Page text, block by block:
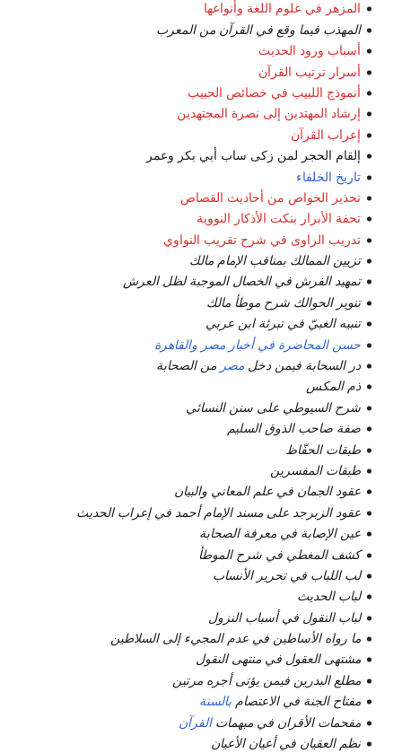
المزهر في علوم اللغة وأنواعها
المهذب فيما وقع في القرآن من المعرب
أسباب ورود الحديث
أسرار ترتيب القرآن
أنموذج اللبيب في خصائص الحبيب
إرشاد المهتدين إلى نصرة المجتهدين
إعراب القرآن
إلقام الحجر لمن زكى ساب أبي بكر وعمر
تاريخ الخلفاء
تحذير الخواص من أحاديث القصاص
تحفة الأبرار بنكت الأذكار النووية
تدريب الراوى في شرح تقريب النواوي
تزيين الممالك بمناقب الإمام مالك
تمهيد الفرش في الخصال الموجبة لظل العرش
تنوير الحوالك شرح موطأ مالك
تنبيه الغبيّ في تبرئة ابن عربي
حسن المحاضرة في أخبار مصر والقاهرة
در السحابة فيمن دخلمصر من الصحابة
ذم المكس
شرح السيوطي على سنن النسائي
صفة صاحب الذوق السليم
طبقات الحفّاظ
طبقات المفسرين
عقود الجمان في علم المعاني والبيان
عقود الزبرجد على مسند الإمام أحمد في إعراب الحديث
عين الإصابة في معرفة الصحابة
كشف المغطي في شرح الموطأ
لب اللباب في تحرير الأنساب
لباب الحديث
لباب النقول في أسباب النزول
ما رواه الأساطين في عدم المجيء إلى السلاطين
مشتهى العقول في منتهى النقول
مطلع البدرين فيمن يؤتى أجره مرتين
مفتاح الجنة في الاعتصامبالسنة
مفحمات الأقران في مبهماتالقرآن
نظم العقيان في أعيان الأعيان